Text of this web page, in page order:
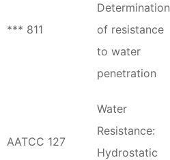
*** 811
Determination
of resistance
to water
penetration
AATCC 127
Water
Resistance:
Hydrostatic